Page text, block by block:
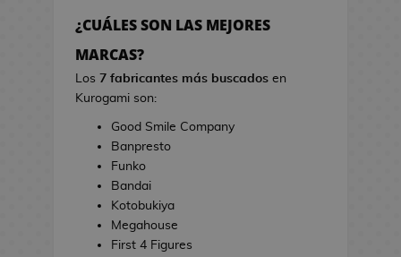
r
s
d
C
i
B
o
e
i
d
j
u
e
¿CUÁLES SON LAS MEJORES
MARCAS?
Los 7 fabricantes más buscados en
Kurogami son:
Good Smile Company
Banpresto
Funko
Bandai
Kotobukiya
Megahouse
First 4 Figures